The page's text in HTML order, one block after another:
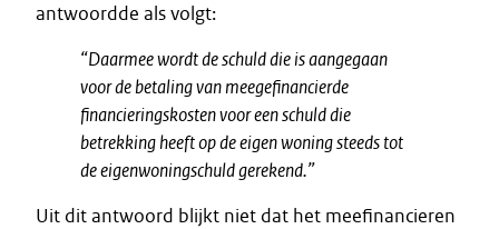
antwoordde als volgt:
“Daarmee wordt de schuld die is aangegaan
voor de betaling van meegefinancierde
financieringskosten voor een schuld die
betrekking heeft op de eigen woning steeds tot
de eigenwoningschuld gerekend.”
Uit dit antwoord blijkt niet dat het meefinancieren